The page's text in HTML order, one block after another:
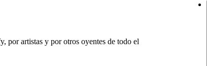
por artistas y por otros oyentes de todo el